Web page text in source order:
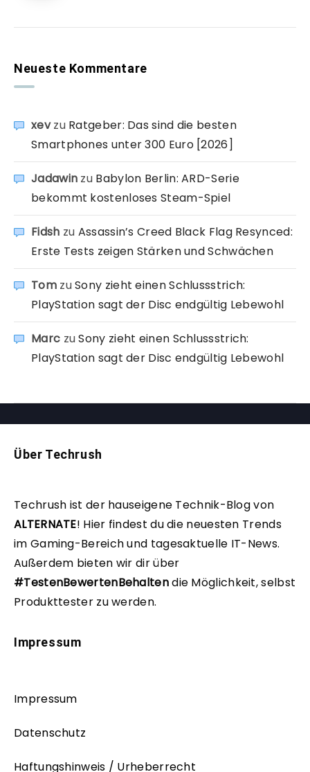
Neueste Kommentare
xevzu Ratgeber: Das sind die besten
Smartphones unter 300 Euro [2026]
Jadawin zu Babylon Berlin: ARD-Serie
bekommt kostenloses Steam-Spiel
Fidsh zu Assassin’s Creed Black Flag Resynced:
Erste Tests zeigen Stärken und Schwächen
TomzuSony zieht einen Schlussstrich:
PlayStation sagt der Disc endgültig Lebewohl
Marc zuSony zieht einen Schlussstrich:
PlayStation sagt der Disc endgültig Lebewohl
Über Techrush
Techrush ist der hauseigene Technik-Blog von
ALTERNATE! Hier findest du die neuesten Trends
im Gaming-Bereich und tagesaktuelle IT-News.
Außerdem bieten wir dir über
#TestenBewertenBehaltendie Möglichkeit, selbst
Produkttester zu werden.
Impressum
Impressum
Datenschutz
Haftungshinweis / Urheberrecht